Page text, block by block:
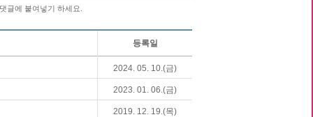
글에 붙여넣기 하세요.
등록일
2024. 05. 10.(금)
2023. 01. 06.(금)
2019. 12. 19.(목)